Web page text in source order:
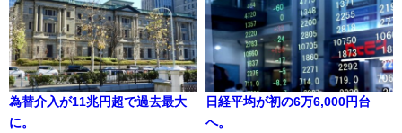
為替介入が11兆円超で過去最大
に。
日経平均が初の6万6,000円台
へ。